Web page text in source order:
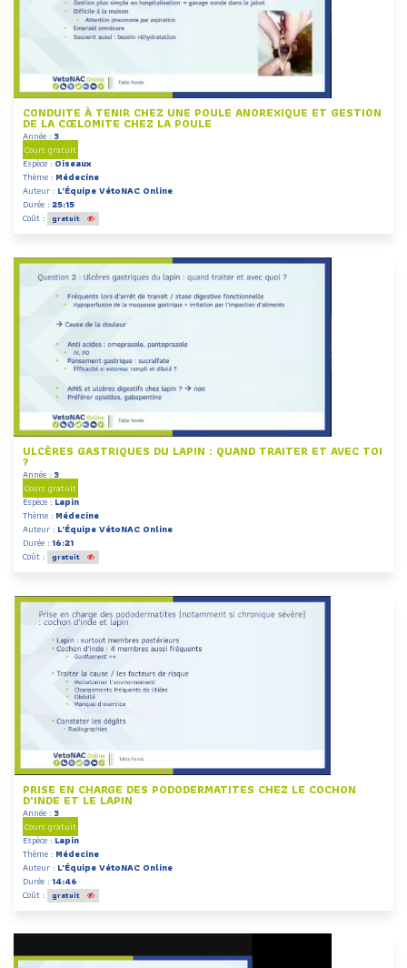
CONDUITE À TENIR CHEZ UNE POULE ANOREXIQUE ET GESTION
DE LA CŒLOMITE CHEZ LA POULE
Année : 3
Cours gratuit
Espèce :Oiseaux
Thème : Médecine
Auteur : L'Équipe VétoNAC Online
Durée : 25:15
Coût :
gratuit
ULCÈRES GASTRIQUES DU LAPIN : QUAND TRAITER ET AVEC TOI
?
Année : 3
Cours gratuit
Espèce :Lapin
Thème : Médecine
Auteur : L'Équipe VétoNAC Online
Durée :16:21
Coût :
gratuit
PRISE EN CHARGE DES PODODERMATITES CHEZ LE COCHON
D'INDE ET LE LAPIN
Année : 3
Cours gratuit
Espèce :Lapin
Thème : Médecine
Auteur : L'Équipe VétoNAC Online
Durée :14:46
Coût :
gratuit